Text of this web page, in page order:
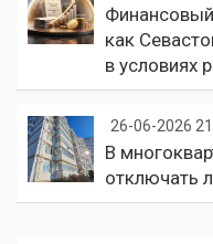
как
в условиях
26-06-2026
В
отключать